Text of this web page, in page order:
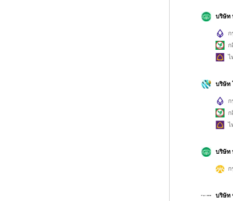
บริษัท
ก
ก
ไ
บริษัท
ก
ก
ไ
บริษัท
ก
บริษัท